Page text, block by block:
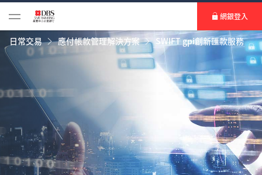
網銀登入
日常交易 應付帳款管理解決方案 SWIFT gpi創新匯款服務